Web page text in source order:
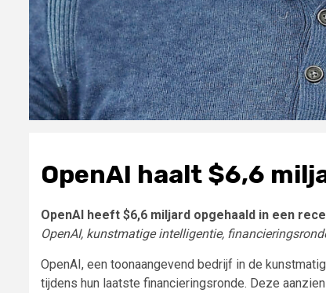
OpenAI haalt $6,6
OpenAI heeft $6,6 miljard opgehaald in een
OpenAI, kunstmatige intelligentie,
OpenAI, een toonaangevend bedrijf in de
tijdens hun laatste financieringsronde. Deze